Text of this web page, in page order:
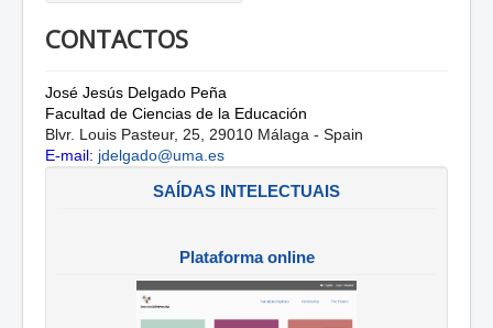
CONTACTOS
José Jesús Delgado Peña
Facultad de Ciencias de la Educación
Blvr. Louis Pasteur, 25, 29010 Málaga - Spain
E-mail: jdelgado@uma.es
SAÍDAS INTELECTUAIS
Plataforma online